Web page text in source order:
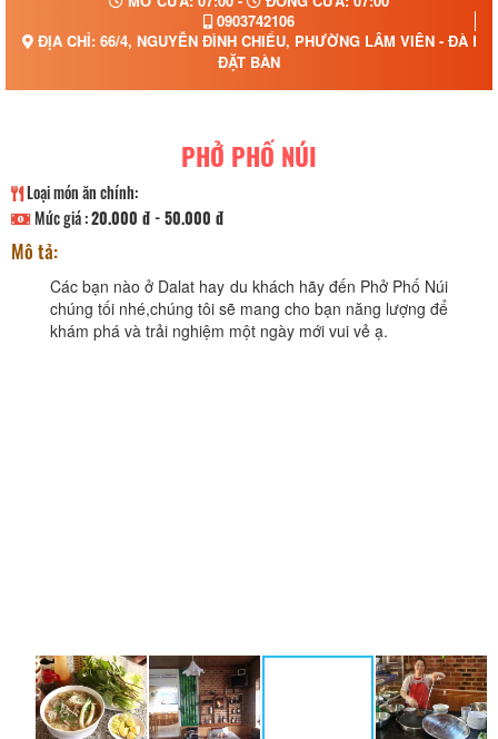
0903742106
ĐỊA CHỈ: 66/4, NGUYỄN ĐÌNH CHIỂU, PHƯỜNG LÂM VIÊN - ĐÀ
ĐẶT BÀN
PHỞ PHỐ NÚI
Loại món ăn chính:
Mức giá :20.000 đ - 50.000 đ
Mô tả:
Các bạn nào ở Dalat hay du khách hãy đến Phở Phố Núi
chúng tối nhé,chúng tôi sẽ mang cho bạn năng lượng để
khám phá và trải nghiệm một ngày mới vui vẻ ạ.